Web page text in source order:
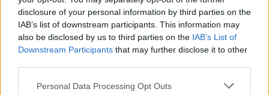
disclosure of your personal information by third parties on the
IAB’s list of downstream participants. This information may
also be disclosed by us to third parties on the IAB’s List of
Downstream Participants that may further disclose it to other
Please note that this website/app uses one or more Google
Personal Data Processing Opt Outs
A 20 perc gyaloglás pedig a
kisgyermekeseknek, időseknek, nehéz
csomagot cipelőknek már extrém sportnak
számít (gondoljon már bele egy pesti utazó,